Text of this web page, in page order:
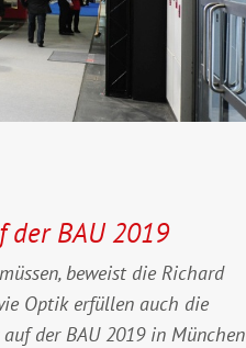
der BAU 2019
beweist die Richard
Optik erfüllen auch die
der BAU 2019 in München